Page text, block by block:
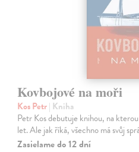
Kovbojové na moři
Kos Petr| Kniha
Petr Kos debutuje knihou, na
let. Ale jak říká, všechno má svůj
Zasielame do 12 dní